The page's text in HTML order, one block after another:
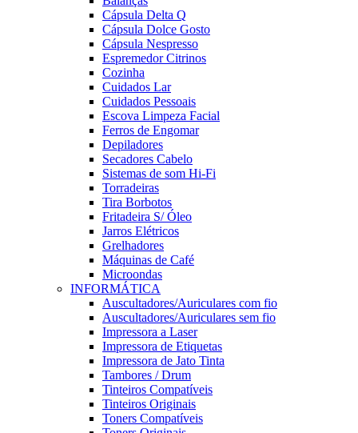
Cápsula Delta Q
Cápsula Dolce Gosto
Cápsula Nespresso
Espremedor Citrinos
Cozinha
Cuidados Lar
Cuidados Pessoais
Escova Limpeza Facial
Ferros de Engomar
Depiladores
Secadores Cabelo
Sistemas de som Hi-Fi
Torradeiras
Tira Borbotos
Fritadeira S/ Óleo
Jarros Elétricos
Grelhadores
Máquinas de Café
Microondas
INFORMÁTICA
Auscultadores/Auriculares com fio
Auscultadores/Auriculares sem fio
Impressora a Laser
Impressora de Etiquetas
Impressora de Jato Tinta
Tambores / Drum
Tinteiros Compatíveis
Tinteiros Originais
Toners Compatíveis